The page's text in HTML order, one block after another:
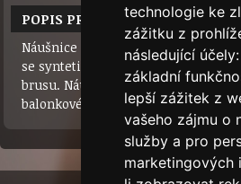
technologie ke
zážitku z
následující účely:
základní
lepší zážitek z
vašeho zájmu o
služby a pro
marketingových
POPIS PRODUKTU
Náušnice ze žlutého zlata se srdíčky
se syntetickým zirkonem
brusu. Náušnice vyrábíme také z
balonkové.